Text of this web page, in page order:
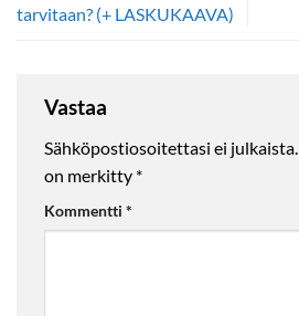
tarvitaan? (+ LASKUKAAVA)
Vastaa
Sähköpostiosoitettasi ei julkaista.
on merkitty *
Kommentti *